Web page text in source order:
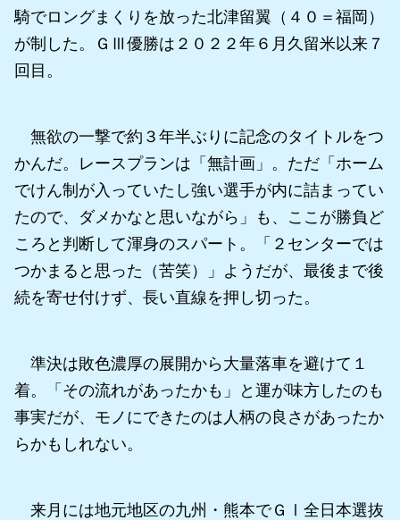
騎でロングまくりを放った北津留翼（４０＝福岡）
が制した。ＧⅢ優勝は２０２２年６月久留米以来７
回目。
無欲の一撃で約３年半ぶりに記念のタイトルをつ
かんだ。レースプランは「無計画」。ただ「ホーム
でけん制が入っていたし強い選手が内に詰まってい
たので、ダメかなと思いながら」も、ここが勝負ど
ころと判断して渾身のスパート。「２センターでは
つかまると思った（苦笑）」ようだが、最後まで後
続を寄せ付けず、長い直線を押し切った。
準決は敗色濃厚の展開から大量落車を避けて１
着。「その流れがあったかも」と運が味方したのも
事実だが、モノにできたのは人柄の良さがあったか
らかもしれない。
来月には地元地区の九州・熊本でＧⅠ全日本選抜